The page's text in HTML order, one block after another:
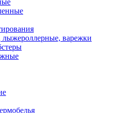
варежки